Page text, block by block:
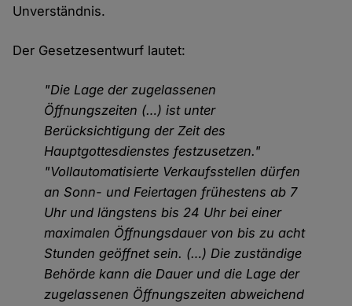
Unverständnis.
Der Gesetzesentwurf lautet:
"Die Lage der zugelassenen
Öffnungszeiten (…) ist unter
Berücksichtigung der Zeit des
Hauptgottesdienstes festzusetzen."
"Vollautomatisierte Verkaufsstellen dürfen
an Sonn- und Feiertagen frühestens ab 7
Uhr und längstens bis 24 Uhr bei einer
maximalen Öffnungsdauer von bis zu acht
Stunden geöffnet sein. (…) Die zuständige
Behörde kann die Dauer und die Lage der
zugelassenen Öffnungszeiten abweichend